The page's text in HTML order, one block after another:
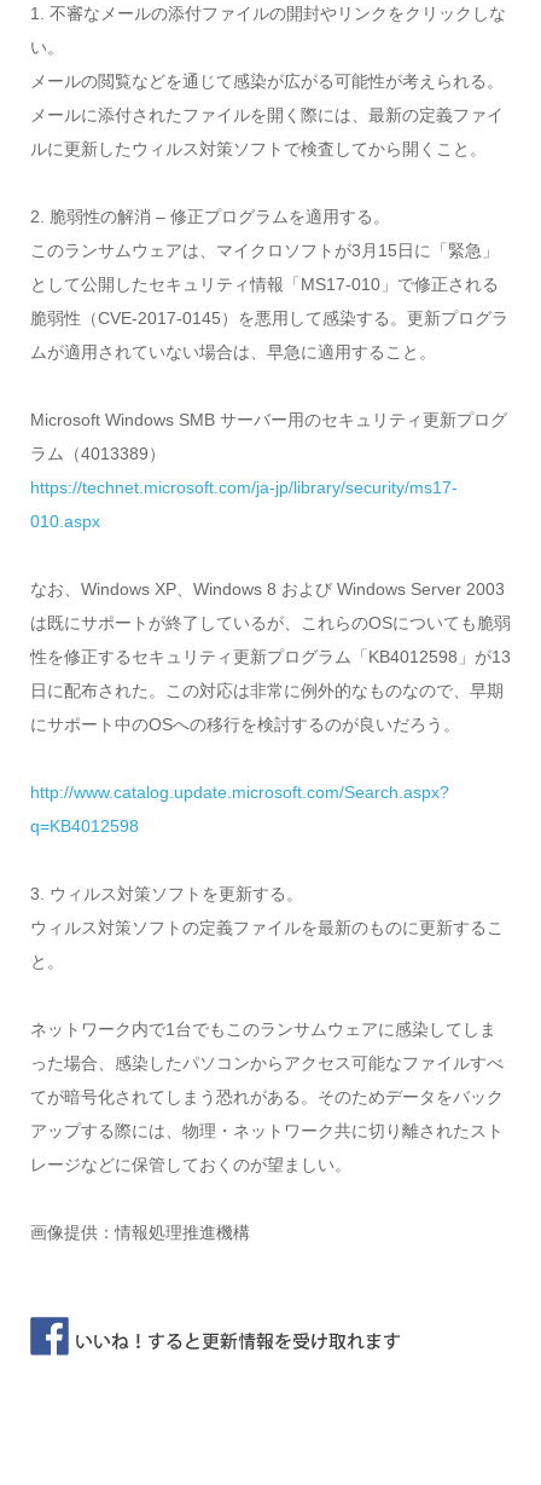
1. 不審なメールの添付ファイルの開封やリンクをクリックしな
い。
メールの閲覧などを通じて感染が広がる可能性が考えられる。
メールに添付されたファイルを開く際には、最新の定義ファイ
ルに更新したウィルス対策ソフトで検査してから開くこと。
2. 脆弱性の解消 – 修正プログラムを適用する。
このランサムウェアは、マイクロソフトが3月15日に「緊急」
として公開したセキュリティ情報「MS17-010」で修正される
脆弱性（CVE-2017-0145）を悪用して感染する。更新プログラ
ムが適用されていない場合は、早急に適用すること。
Microsoft Windows SMB サーバー用のセキュリティ更新プログ
ラム（4013389）
https://technet.microsoft.com/ja-jp/library/security/ms17-
010.aspx
なお、Windows XP、Windows 8 および Windows Server 2003
は既にサポートが終了しているが、これらのOSについても脆弱
性を修正するセキュリティ更新プログラム「KB4012598」が13
日に配布された。この対応は非常に例外的なものなので、早期
にサポート中のOSへの移行を検討するのが良いだろう。
http://www.catalog.update.microsoft.com/Search.aspx?
q=KB4012598
3. ウィルス対策ソフトを更新する。
ウィルス対策ソフトの定義ファイルを最新のものに更新するこ
と。
ネットワーク内で1台でもこのランサムウェアに感染してしま
った場合、感染したパソコンからアクセス可能なファイルすべ
てが暗号化されてしまう恐れがある。そのためデータをバック
アップする際には、物理・ネットワーク共に切り離されたスト
レージなどに保管しておくのが望ましい。
画像提供：情報処理推進機構